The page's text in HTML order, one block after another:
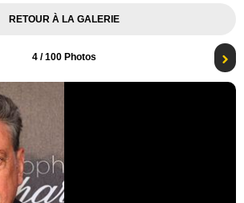
RETOUR À LA GALERIE
4 / 100 Photos